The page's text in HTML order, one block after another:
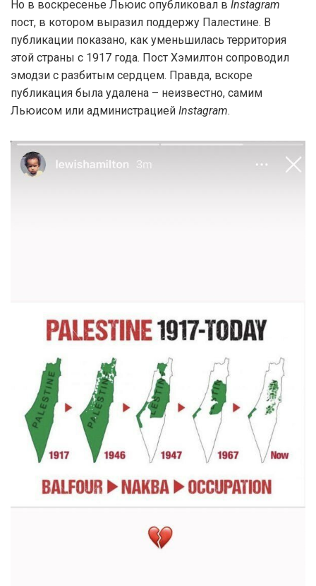
Но в воскресенье Льюис опубликовал в Instagram
пост, в котором выразил поддержу Палестине. В
публикации показано, как уменьшилась территория
этой страны с 1917 года. Пост Хэмилтон сопроводил
эмодзи с разбитым сердцем. Правда, вскоре
публикация была удалена – неизвестно, самим
Льюисом или администрацией Instagram.